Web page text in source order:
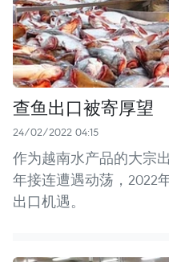
查鱼出口被寄厚望
24/02/2022 04:15
作为越南水产品的大宗
年接连遭遇动荡，2022
出口机遇。